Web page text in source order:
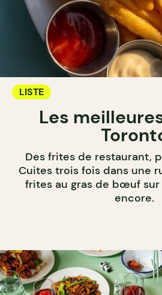
LISTE
Les
Des frites de restaurant,
Cuites trois fois dans une
frites au gras de bœuf
encore.